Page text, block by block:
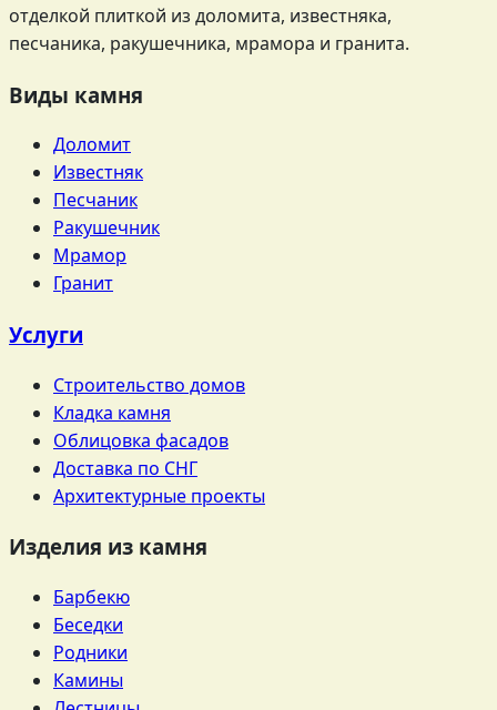
отделкой плиткой из доломита, известняка,
песчаника, ракушечника, мрамора и гранита.
Виды камня
Доломит
Известняк
Песчаник
Ракушечник
Мрамор
Гранит
Услуги
Строительство домов
Кладка камня
Облицовка фасадов
Доставка по СНГ
Архитектурные проекты
Изделия из камня
Барбекю
Беседки
Родники
Камины